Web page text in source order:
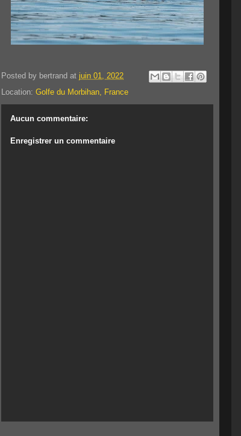
Posted by bertrand at juin 01, 2022
Location: Golfe du Morbihan, France
Aucun commentaire:
Enregistrer un commentaire